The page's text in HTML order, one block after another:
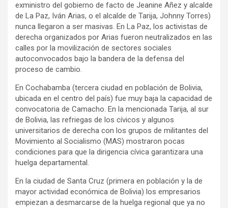
exministro del gobierno de facto de Jeanine Añez y alcalde
de La Paz, Iván Arias, o el alcalde de Tarija, Johnny Torres)
nunca llegaron a ser masivas. En La Paz, los activistas de
derecha organizados por Arias fueron neutralizados en las
calles por la movilización de sectores sociales
autoconvocados bajo la bandera de la defensa del
proceso de cambio.
En Cochabamba (tercera ciudad en población de Bolivia,
ubicada en el centro del país) fue muy baja la capacidad de
convocatoria de Camacho. En la mencionada Tarija, al sur
de Bolivia, las refriegas de los cívicos y algunos
universitarios de derecha con los grupos de militantes del
Movimiento al Socialismo (MAS) mostraron pocas
condiciones para que la dirigencia cívica garantizara una
huelga departamental.
En la ciudad de Santa Cruz (primera en población y la de
mayor actividad económica de Bolivia) los empresarios
empiezan a desmarcarse de la huelga regional que ya no